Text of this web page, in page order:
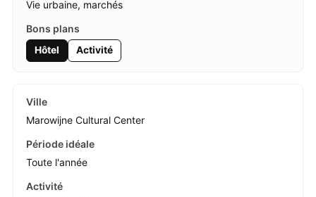
Vie urbaine, marchés
Hôtel Activité
Marowijne Cultural Center
Toute l'année